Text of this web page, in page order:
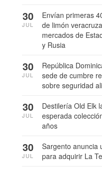
Envían primeras
de limón
mercados de
y Rusia
30
JUL
República
sede de cumbre
sobre seguridad
30
JUL
Destilería Old Elk
esperada
años
30
JUL
Sargento anuncia
para adquirir La
30
JUL